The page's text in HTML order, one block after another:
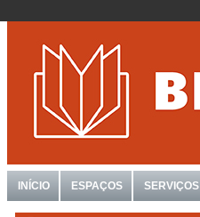
INÍCIO ESPAÇOS SERVIÇOS